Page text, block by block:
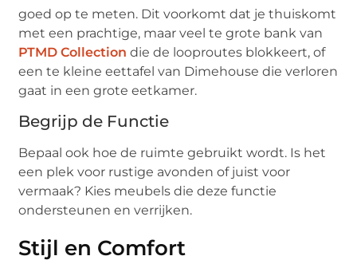
goed op te meten. Dit voorkomt dat je thuiskomt
met een prachtige, maar veel te grote bank van
PTMD Collection die de looproutes blokkeert, of
een te kleine eettafel van Dimehouse die verloren
gaat in een grote eetkamer.
Begrijp de Functie
Bepaal ook hoe de ruimte gebruikt wordt. Is het
een plek voor rustige avonden of juist voor
vermaak? Kies meubels die deze functie
ondersteunen en verrijken.
Stijl en Comfort